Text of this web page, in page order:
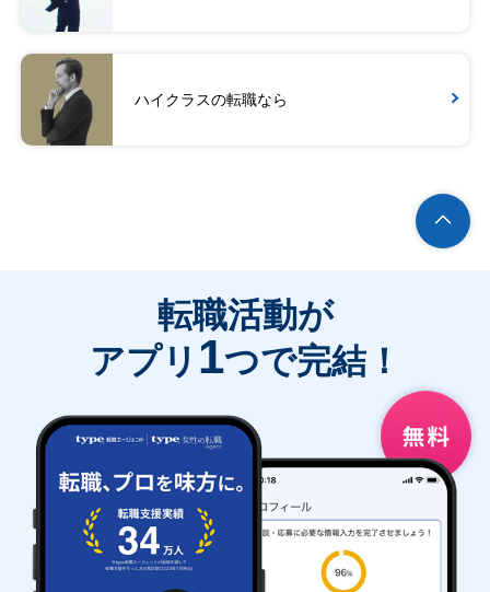
ハイクラスの転職なら
転職活動が
アプリ 1つで完結！